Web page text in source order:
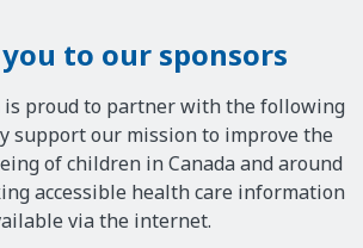
to our sponsors
is proud to partner with the following
support our mission to improve the
of children in Canada and around
accessible health care information
via the internet.